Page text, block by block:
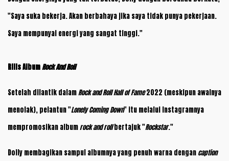
"Saya suka bekerja. Akan berbahaya jika saya tidak punya pekerjaan.
Saya mempunyai energi yang sangat tinggi."
Rilis AlbumRock And Roll
Setelah dilantik dalamRock and Roll Hall of Fame2022 (meskipun awalnya
menolak), pelantun "Lonely Coming Down" itu melalui Instagramnya
mempromosikan albumrock and rollbertajuk "Rockstar."
Dolly membagikan sampul albumnya yang penuh warna dengan caption